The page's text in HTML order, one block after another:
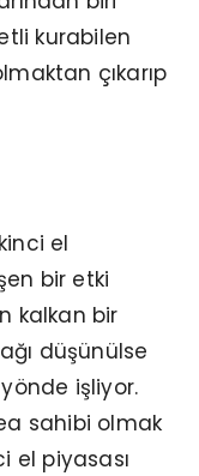
kurabilen
çıkarıp
el
bir etki
kalkan bir
düşünülse
işliyor.
sahibi olmak
el piyasası